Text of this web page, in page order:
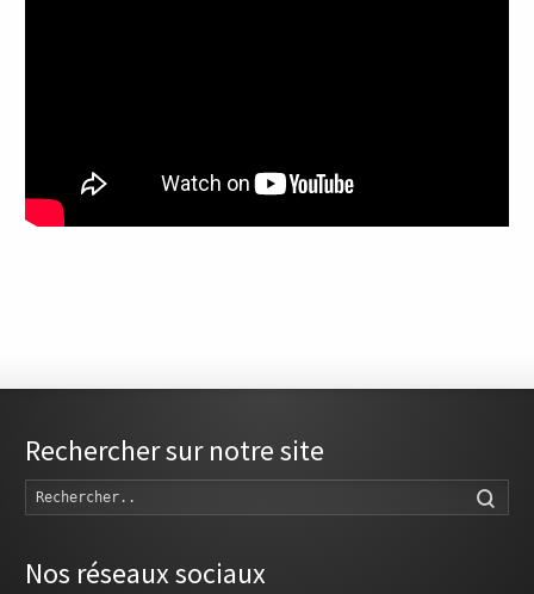
Rechercher sur notre site
Nos réseaux sociaux